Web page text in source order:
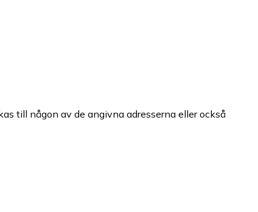
till någon av de angivna adresserna eller också